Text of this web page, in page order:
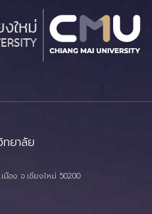
ยาลัย
อง จ.เชียงใหม่ 50200